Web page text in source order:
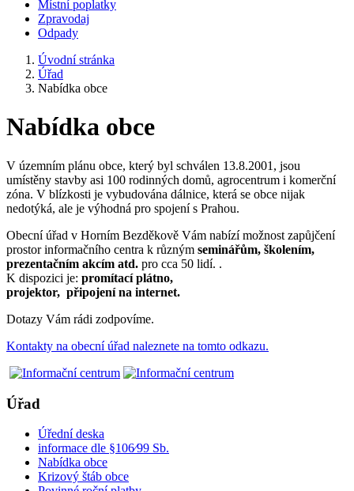
Místní poplatky
Zpravodaj
Odpady
Úvodní stránka
Úřad
Nabídka obce
Nabídka obce
V územním plánu obce, který byl schválen 13.8.2001, jsou
umístěny stavby asi 100 rodinných domů, agrocentrum i komerční
zóna. V blízkosti je vybudována dálnice, která se obce nijak
nedotýká, ale je výhodná pro spojení s Prahou.
Obecní úřad v Horním Bezděkově Vám nabízí možnost zapůjčení
prostor informačního centra k různým seminářům, školením,
prezentačním akcím atd. pro cca 50 lidí. .
K dispozici je: promítací plátno,
projektor, připojení na internet.
Dotazy Vám rádi zodpovíme.
Kontakty na obecní úřad naleznete na tomto odkazu.
Úřad
Úřední deska
informace dle §106⁄99 Sb.
Nabídka obce
Krizový štáb obce